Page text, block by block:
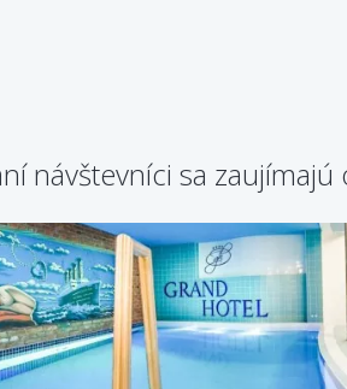
návštevníci sa